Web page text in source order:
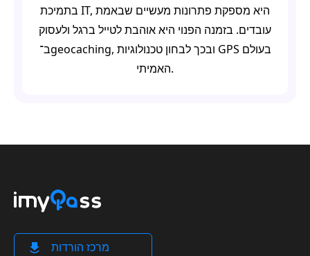
בתמיכת IT, היא מספקת פתרונות מעשיים שבאמת
עובדים. בזמנה הפנוי היא אוהבת לטייל ברגל ולעסוק
ב־geocaching, ובכך לבחון טכנולוגיות GPS בעולם
האמיתי.
מרכז הורדות